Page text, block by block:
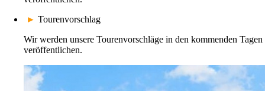
► Tourenvorschlag
Wir werden unsere Tourenvorschläge in den kommenden Tagen
veröffentlichen.